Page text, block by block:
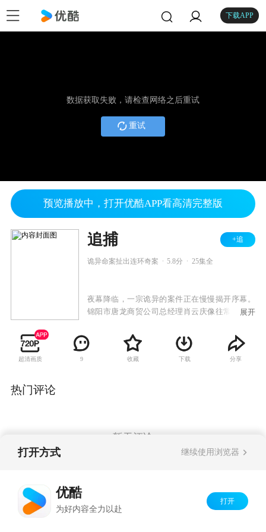
下载APP
数据获取失败，请检查网络之后重试
重试
预览播放中，打开优酷APP看高清完整版
追捕 +追
诡异命案扯出连环奇案 5.8分 25集全
夜幕降临，一宗诡异的案件正在慢慢揭开序幕。
锦阳市唐龙商贸公司总经理肖云庆像往常一样悄
梯的同时，一个与他穿戴完全一致的男人掏出了
打开韦彩华家门的钥匙，一声凄惨的叫喊声撕裂
了繁华小区寂静的夜。刑警队正面临着前所未有
展开
超清画质 9 收藏 下载 分享
热门评论
暂无评论
打开方式 继续使用浏览器
优酷
为好内容全力以赴
打开